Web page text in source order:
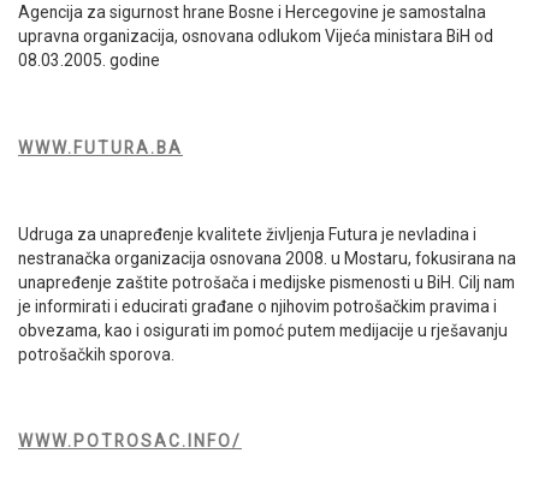
Agencija za sigurnost hrane Bosne i Hercegovine je samostalna
upravna organizacija, osnovana odlukom Vijeća ministara BiH od
08.03.2005. godine
WWW.FUTURA.BA
Udruga za unapređenje kvalitete življenja Futura je nevladina i
nestranačka organizacija osnovana 2008. u Mostaru, fokusirana na
unapređenje zaštite potrošača i medijske pismenosti u BiH. Cilj nam
je informirati i educirati građane o njihovim potrošačkim pravima i
obvezama, kao i osigurati im pomoć putem medijacije u rješavanju
potrošačkih sporova.
WWW.POTROSAC.INFO/